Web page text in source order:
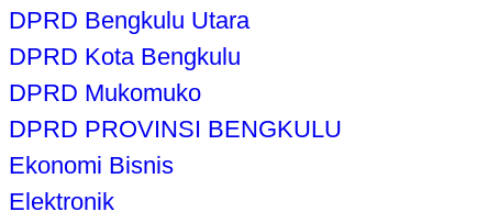
DPRD Bengkulu Utara
DPRD Kota Bengkulu
DPRD Mukomuko
DPRD PROVINSI BENGKULU
Ekonomi Bisnis
Elektronik